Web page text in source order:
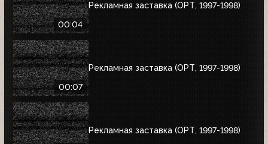
00:04
Рекламная заставка (ОРТ, 1997-1998)
00:07
Рекламная заставка (ОРТ, 1997-1998)
Рекламная заставка (ОРТ, 1997-1998)